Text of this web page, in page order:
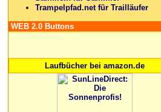
Trampelpfad.net für Trailläufer
WEB 2.0 Buttons
Laufbücher bei amazon.de